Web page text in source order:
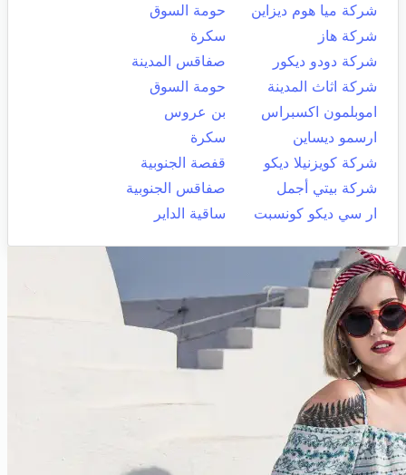
شركة ميا هوم ديزاين
حومة السوق
شركة هاز
سكرة
شركة دودو ديكور
صفاقس المدينة
شركة اثاث المدينة
حومة السوق
اموبلمون اكسبراس
بن عروس
ارسمو ديساين
سكرة
شركة كويزنيلا ديكو
قفصة الجنوبية
شركة بيتي أجمل
صفاقس الجنوبية
ار سي ديكو كونسبت
ساقية الداير